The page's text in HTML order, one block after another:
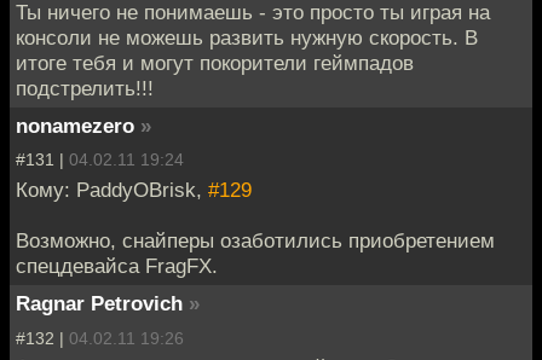
Ты ничего не понимаешь - это просто ты играя на
консоли не можешь развить нужную скорость. В
итоге тебя и могут покорители геймпадов
подстрелить!!!
nonamezero »
#131 | 04.02.11 19:24
Кому: PaddyOBrisk, #129
Возможно, снайперы озаботились приобретением
спецдевайса FragFX.
Ragnar Petrovich »
#132 | 04.02.11 19:26